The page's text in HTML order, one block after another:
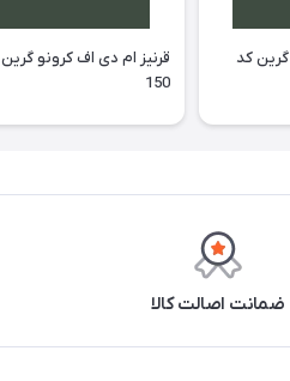
گرین کد
قرنیز ام دی اف کرونو
150
ضمانت اصالت کالا